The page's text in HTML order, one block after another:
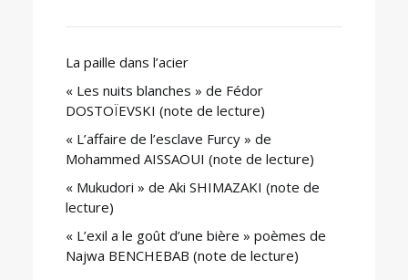
La paille dans l’acier
« Les nuits blanches » de Fédor
DOSTOÏEVSKI (note de lecture)
« L’affaire de l’esclave Furcy » de
Mohammed AISSAOUI (note de lecture)
« Mukudori » de Aki SHIMAZAKI (note de
lecture)
« L’exil a le goût d’une bière » poèmes de
Najwa BENCHEBAB (note de lecture)